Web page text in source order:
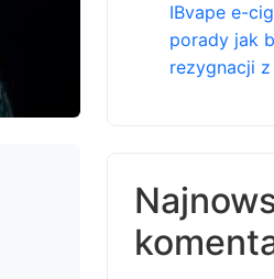
IBvape e-
porady jak
rezygnacji